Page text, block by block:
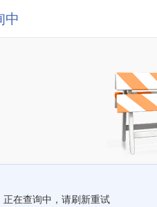
中
正在查询中，请刷新重试